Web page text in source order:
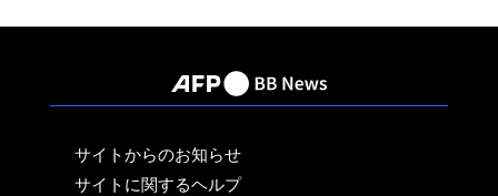
サイトからのお知らせ
サイトに関するヘルプ